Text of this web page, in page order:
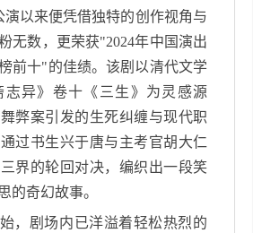
演以来便凭借独特的创作视角与
无数，更荣获"2024年中国演出
前十"的佳绩。该剧以清代文学
志异》卷十《三生》为灵感源
弊案引发的生死纠缠与现代职
过书生兴于唐与主考官胡大仁
界的轮回对决，编织出一段笑
的奇幻故事。
，剧场内已洋溢着轻松热烈的